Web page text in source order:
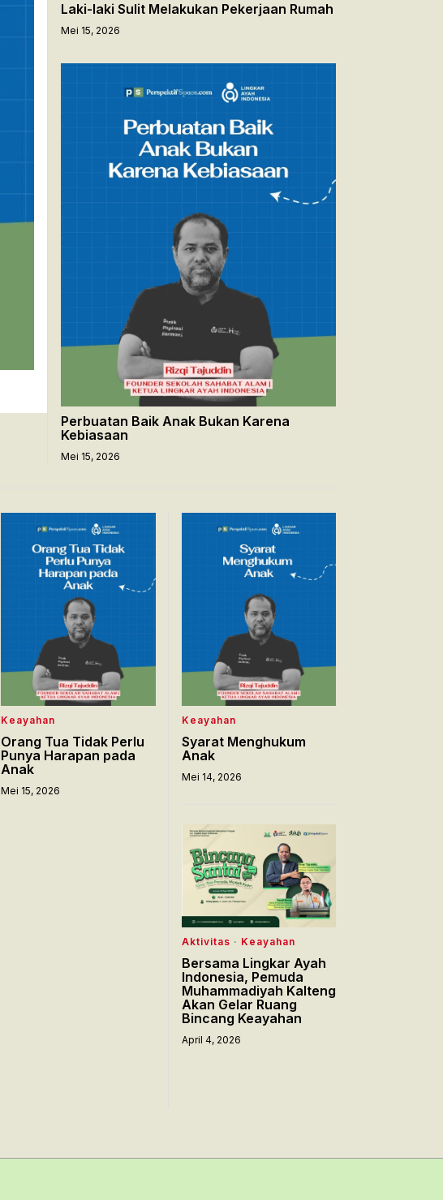
Laki-laki Sulit Melakukan Pekerjaan Rumah
Mei 15, 2026
Perbuatan Baik Anak Bukan Karena
Kebiasaan
Mei 15, 2026
Keayahan
Orang Tua Tidak Perlu
Punya Harapan pada
Anak
Mei 15, 2026
Keayahan
Syarat Menghukum
Anak
Mei 14, 2026
Aktivitas · Keayahan
Bersama Lingkar Ayah
Indonesia, Pemuda
Muhammadiyah Kalteng
Akan Gelar Ruang
Bincang Keayahan
April 4, 2026